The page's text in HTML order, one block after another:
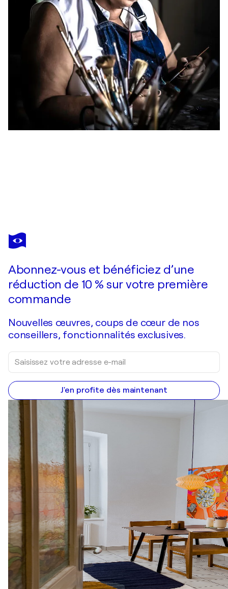
CLAIRE LASSONNERY
BLANC REEF 2
Abonnez-vous et bénéficiez d’une
réduction de 10 % sur votre première
commande
Nouvelles œuvres, coups de cœur de nos
conseillers, fonctionnalités exclusives.
J'en profite dès maintenant